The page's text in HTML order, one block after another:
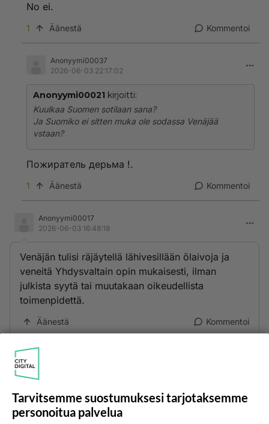
No ei.
1 Äänestä Kommentoi
Anonyymi00037
2026-06-03 22:17:02
Anonyymi00021 kirjoitti:
Kuulkaa Suomen sotilaan sana?
Ja Suomiko ei sitten muka ole sodassa Venäjää
vstaan?
Пожиратель дерьма !.
1 Äänestä Kommentoi
Anonyymi00017
2026-06-03 16:48:18
Venäjän tulisi räjäytellä lähivesillään ölaivoja ja
veneitä Yhdysvaltain opin mukaisesti, ilman
julkista syytä tai muutakaan oikeudellista
toimenpidettä.
Äänestä Kommentoi
Tarvitsemme suostumuksesi tarjotaksemme
personoitua palvelua